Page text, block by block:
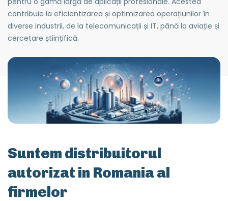
contribuie la eficientizarea și optimizarea operațiunilor în
diverse industrii, de la telecomunicații și IT, până la aviație și
cercetare științifică.
Suntem distribuitorul
autorizat in Romania al
firmelor